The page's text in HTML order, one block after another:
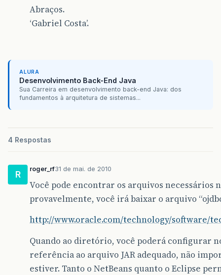
Abraços.
‘Gabriel Costa’.
ALURA
Desenvolvimento Back-End Java
Sua Carreira em desenvolvimento back-end Java: dos
fundamentos à arquitetura de sistemas...
4 Respostas
R
roger_rf31 de mai. de 2010
Você pode encontrar os arquivos necessários
provavelmente, você irá baixar o arquivo
http://www.oracle.com/technology/software/
Quando ao diretório, você poderá configurar
referência ao arquivo JAR adequado, não
estiver. Tanto o NetBeans quanto o Eclipse